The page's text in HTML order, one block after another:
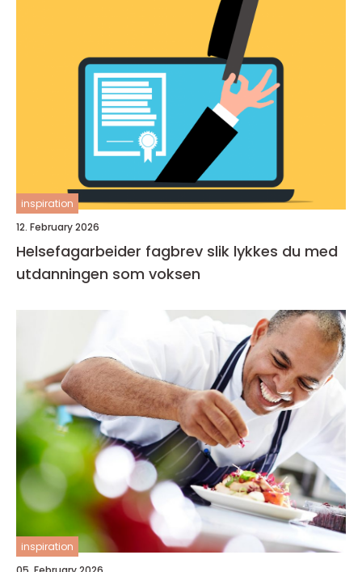
inspiration
12. February 2026
Helsefagarbeider fagbrev slik lykkes du med
utdanningen som voksen
inspiration